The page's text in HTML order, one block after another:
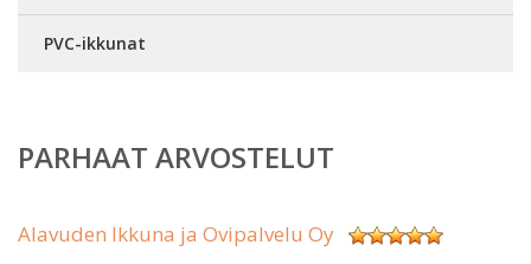
PVC-ikkunat
PARHAAT ARVOSTELUT
Alavuden Ikkuna ja Ovipalvelu Oy